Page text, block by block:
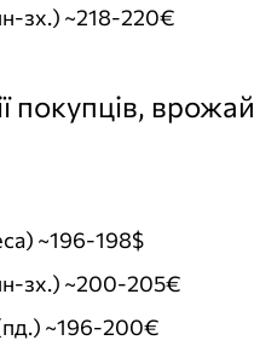
зх.) ~218-220€
покупців, врожай
~196-198$
зх.) ~200-205€
~196-200€